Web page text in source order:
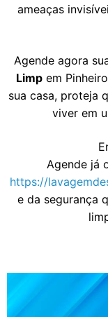
ameaças
Agende agora
Limpem
sua casa, proteja
viver em
Agende já
https://
e da segurança